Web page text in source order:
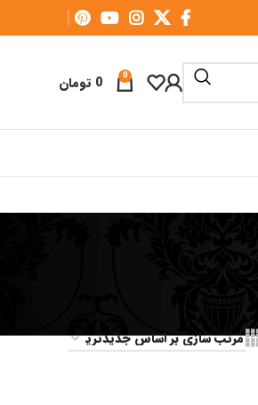
0
0 تومان